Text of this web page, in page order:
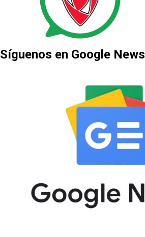
Síguenos en Google News